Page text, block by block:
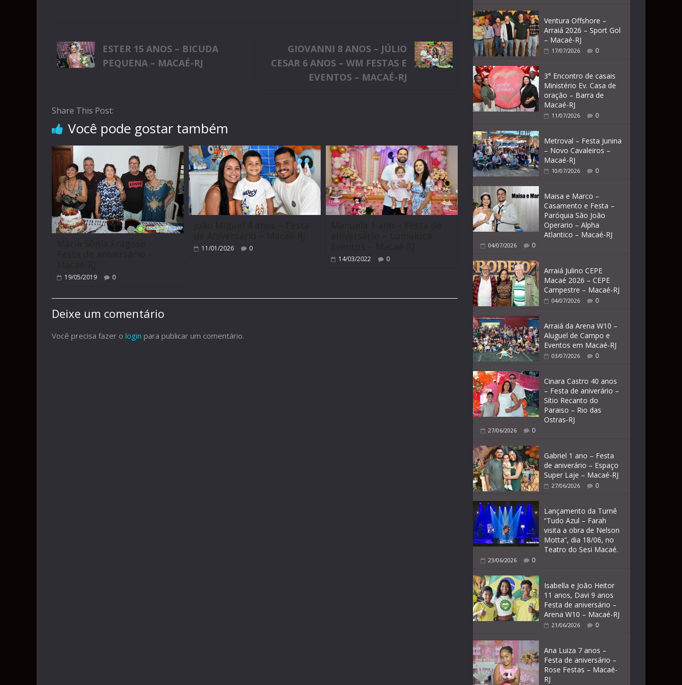
ESTER 15 ANOS – BICUDA
PEQUENA – MACAÉ-RJ
GIOVANNI 8 ANOS – JÚLIO
CESAR 6 ANOS – WM FESTAS E
EVENTOS – MACAÉ-RJ
Share This Post:
Você pode gostar também
19/05/2019 0
11/01/2026 0
14/03/2022 0
Deixe um comentário
Você precisa fazer o login para publicar um comentário.
Ventura Offshore –
Arraiá 2026 – Sport Gol
– Macaé-RJ
17/07/2026 0
3° Encontro de casais
Ministério Ev. Casa de
oração – Barra de
Macaé-RJ
11/07/2026 0
Metroval – Festa Junina
– Novo Cavaleiros –
Macaé-RJ
10/07/2026 0
Maisa e Marco –
Casamento e Festa –
Paróquia São João
Operario – Alpha
Atlantico – Macaé-RJ
04/07/2026 0
Arraiá Julino CEPE
Macaé 2026 – CEPE
Campestre – Macaé-RJ
04/07/2026 0
Arraiá da Arena W10 –
Aluguel de Campo e
Eventos em Macaé-RJ
03/07/2026 0
Cinara Castro 40 anos
– Festa de aniverário –
Sítio Recanto do
Paraiso – Rio das
Ostras-RJ
27/06/2026 0
Gabriel 1 ano – Festa
de aniverário – Espaço
Super Laje – Macaé-RJ
27/06/2026 0
Lançamento da Turnê
“Tudo Azul – Farah
visita a obra de Nelson
Motta”, dia 18/06, no
Teatro do Sesi Macaé.
23/06/2026 0
Isabella e João Heitor
11 anos, Davi 9 anos
Festa de aniversário –
Arena W10 – Macaé-RJ
21/06/2026 0
Ana Luiza 7 anos –
Festa de aniversário –
Rose Festas – Macaé-
RJ